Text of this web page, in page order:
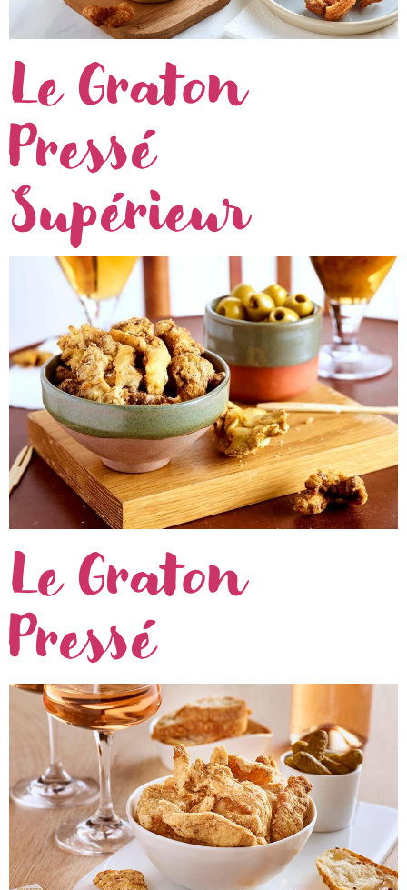
Le Graton
Pressé
Supérieur
Le Graton
Pressé